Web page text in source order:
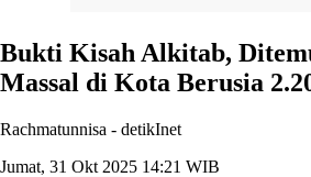
Bukti Kisah Alkitab,
Massal di Kota Berusia
Rachmatunnisa - detikInet
Jumat, 31 Okt 2025 14:21 WIB